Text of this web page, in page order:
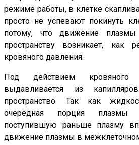
режиме работы, в клетке
просто не успевают покинуть
потому, что движение
пространству возникает, как
кровяного давления.
Под действием кровяного
выдавливается из
пространство. Так как
очередная порция плазмы
поступившую раньше плазму
движение плазмы в